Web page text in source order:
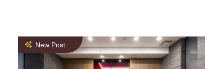
New Post